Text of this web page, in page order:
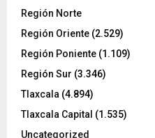
Región Norte
Región Oriente (2.529)
Región Poniente (1.109)
Región Sur (3.346)
Tlaxcala (4.894)
Tlaxcala Capital (1.535)
Uncategorized